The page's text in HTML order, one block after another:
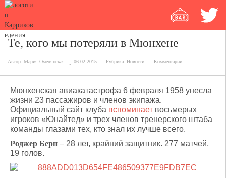
Те, кого мы потеряли в Мюнхене
Автор: Мария Омелянская 06.02.2015 Рубрика: Новости Комментарии
Мюнхенская авиакатастрофа 6 февраля 1958 унесла
жизни 23 пассажиров и членов экипажа.
Официальный сайт клуба вспоминает восьмерых
игроков «Юнайтед» и трех членов тренерского штаба
команды глазами тех, кто знал их лучше всего.
Роджер Берн – 28 лет, крайний защитник. 277 матчей,
19 голов.